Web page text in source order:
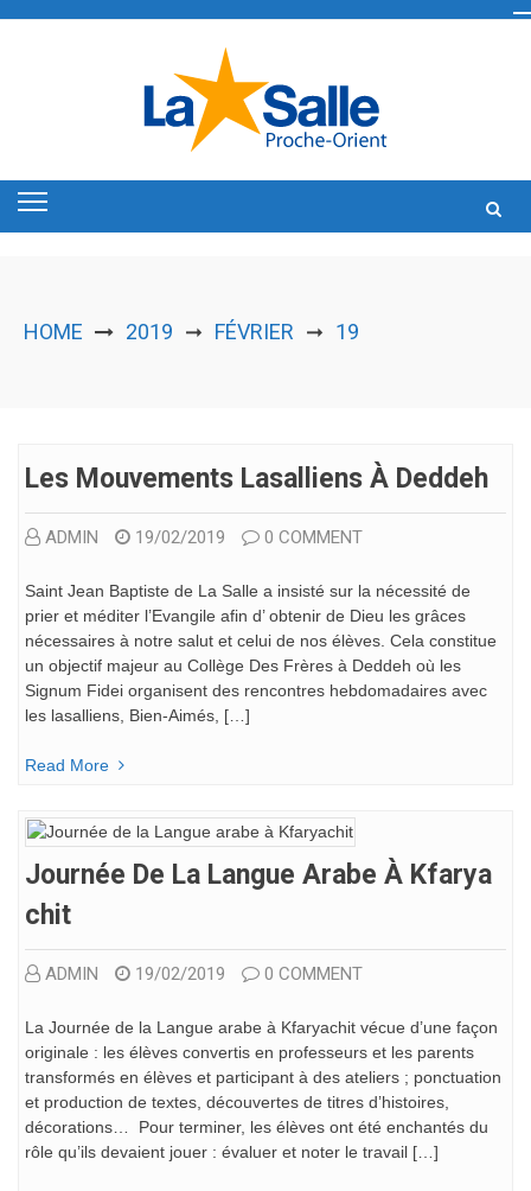
HOME 2019 ➞ FÉVRIER ➞ 19
Les Mouvements Lasalliens À Deddeh
ADMIN 19/02/2019 0 COMMENT
Saint Jean Baptiste de La Salle a insisté sur la nécessité de
prier et méditer l’Evangile afin d’ obtenir de Dieu les grâces
nécessaires à notre salut et celui de nos élèves. Cela constitue
un objectif majeur au Collège Des Frères à Deddeh où les
Signum Fidei organisent des rencontres hebdomadaires avec
les lasalliens, Bien-Aimés, […]
Read More
Journée De La Langue Arabe À Kfarya
Chit
ADMIN 19/02/2019 0 COMMENT
La Journée de la Langue arabe à Kfaryachit vécue d’une façon
originale : les élèves convertis en professeurs et les parents
transformés en élèves et participant à des ateliers ; ponctuation
et production de textes, découvertes de titres d’histoires,
décorations… Pour terminer, les élèves ont été enchantés du
rôle qu’ils devaient jouer : évaluer et noter le travail […]